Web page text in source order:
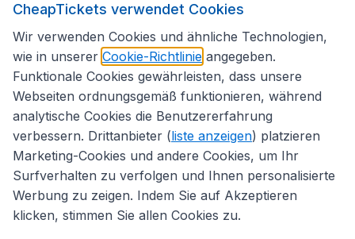
Folgen Sie uns:
CheapTickets verwendet Cookies
Wir verwenden Cookies und ähnliche Technologien,
wie in unserer Cookie-Richtlinie angegeben.
Funktionale Cookies gewährleisten, dass unsere
Webseiten ordnungsgemäß funktionieren, während
analytische Cookies die Benutzererfahrung
verbessern. Drittanbieter (liste anzeigen) platzieren
Marketing-Cookies und andere Cookies, um Ihr
Surfverhalten zu verfolgen und Ihnen personalisierte
Werbung zu zeigen. Indem Sie auf Akzeptieren
klicken, stimmen Sie allen Cookies zu.